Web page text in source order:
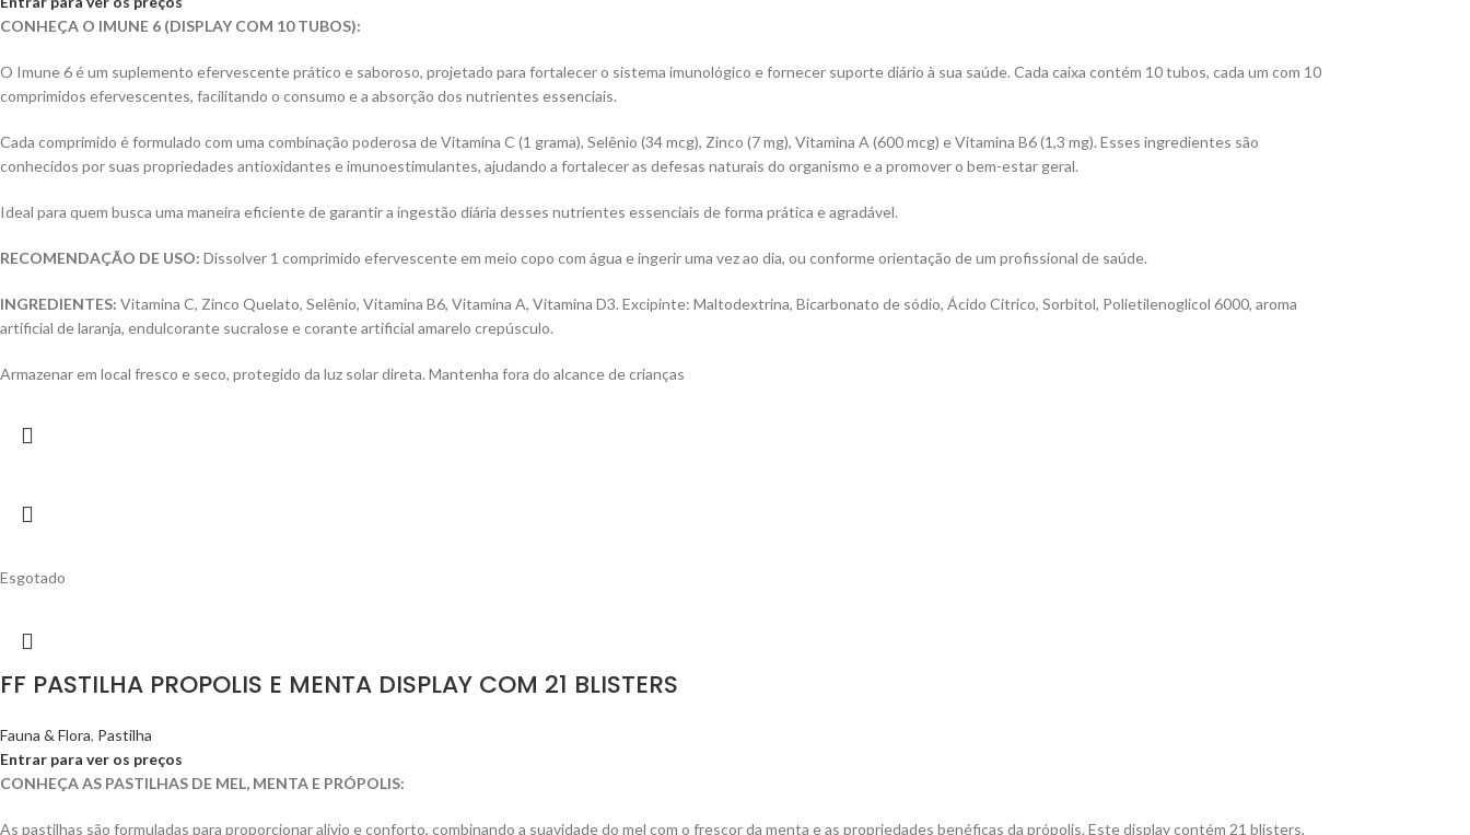
CONHEÇA O IMUNE 6 (DISPLAY COM 10 TUBOS):
O Imune 6 é um suplemento efervescente prático e saboroso, projetado para fortalecer o sistema imunológico e fornecer suporte diário à sua saúde. Cada caixa contém 10 tubos, cada um com 10
comprimidos efervescentes, facilitando o consumo e a absorção dos nutrientes essenciais.
Cada comprimido é formulado com uma combinação poderosa de Vitamina C (1 grama), Selênio (34 mcg), Zinco (7 mg), Vitamina A (600 mcg) e Vitamina B6 (1,3 mg). Esses ingredientes são
conhecidos por suas propriedades antioxidantes e imunoestimulantes, ajudando a fortalecer as defesas naturais do organismo e a promover o bem-estar geral.
Ideal para quem busca uma maneira eficiente de garantir a ingestão diária desses nutrientes essenciais de forma prática e agradável.
RECOMENDAÇÃO DE USO: Dissolver 1 comprimido efervescente em meio copo com água e ingerir uma vez ao dia, ou conforme orientação de um profissional de saúde.
INGREDIENTES: Vitamina C, Zinco Quelato, Selênio, Vitamina B6, Vitamina A, Vitamina D3. Excipinte: Maltodextrina, Bicarbonato de sódio, Ácido Citrico, Sorbitol, Polietilenoglicol 6000, aroma
artificial de laranja, endulcorante sucralose e corante artificial amarelo crepúsculo.
Armazenar em local fresco e seco, protegido da luz solar direta. Mantenha fora do alcance de crianças
Esgotado
FF PASTILHA PROPOLIS E MENTA DISPLAY COM 21 BLISTERS
Fauna & Flora, Pastilha
Entrar para ver os preços
CONHEÇA AS PASTILHAS DE MEL, MENTA E PRÓPOLIS:
As pastilhas são formuladas para proporcionar alívio e conforto, combinando a suavidade do mel com o frescor da menta e as propriedades benéficas da própolis. Este display contém 21 blisters,